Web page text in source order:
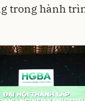
trong hành